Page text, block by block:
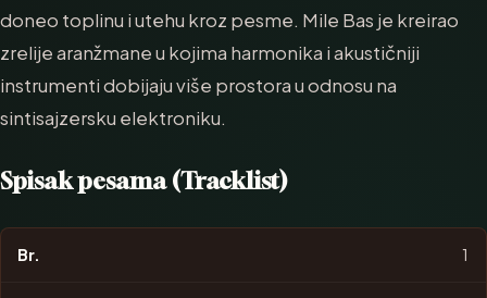
doneo toplinu i utehu kroz pesme. Mile Bas je kreirao
zrelije aranžmane u kojima harmonika i akustičniji
instrumenti dobijaju više prostora u odnosu na
sintisajzersku elektroniku.
Spisak pesama (Tracklist)
1